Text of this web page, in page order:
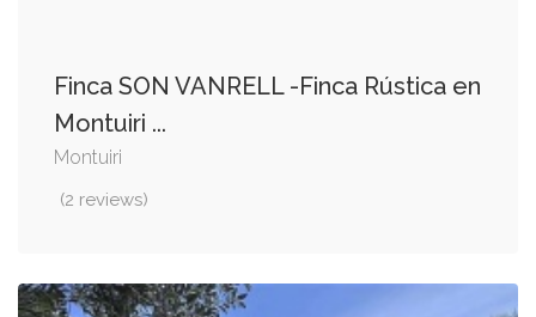
Finca SON VANRELL -Finca Rústica en
Montuiri ...
Montuiri
(2 reviews)